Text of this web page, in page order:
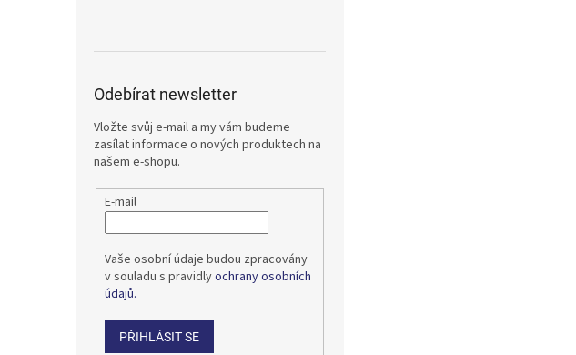
Odebírat newsletter
Vložte svůj e-mail a my vám budeme
zasílat informace o nových produktech na
našem e-shopu.
E-mail
Vaše osobní údaje budou zpracovány
v souladu s pravidlyochrany osobních
údajů.
PŘIHLÁSIT SE